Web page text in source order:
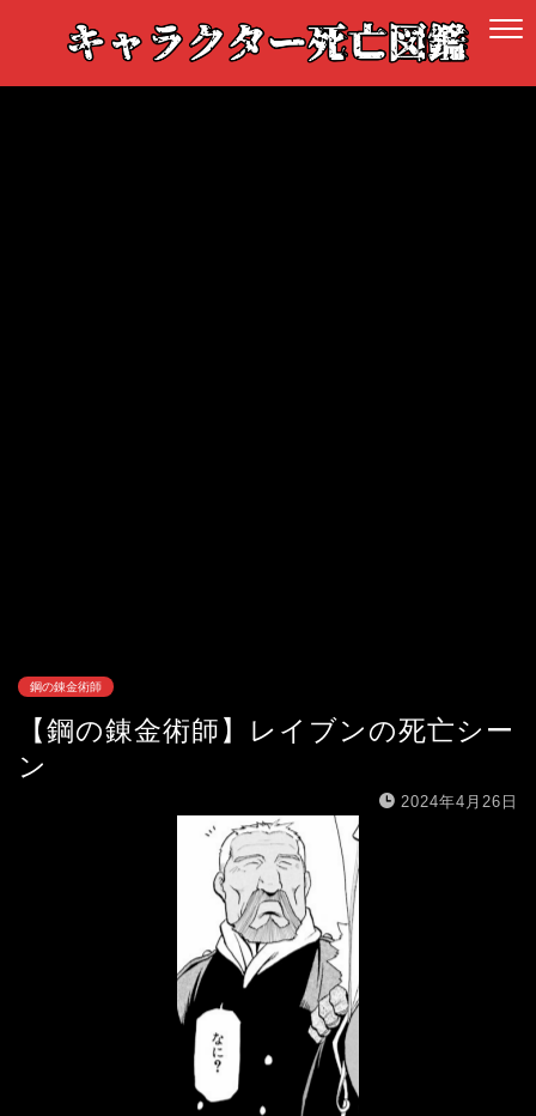
鋼の錬金術師
【鋼の錬金術師】レイブンの死亡シー
ン
2024年4月26日